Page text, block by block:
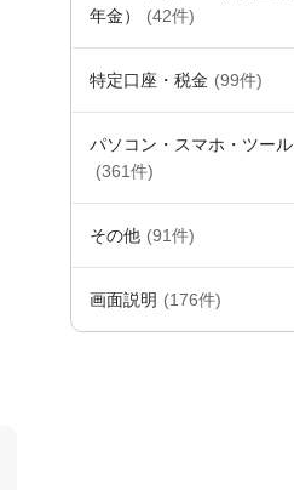
年金）
(42件)
特定口座・税金 (99件)
パソコン・スマホ・ツール
(361件)
その他 (91件)
画面説明 (176件)